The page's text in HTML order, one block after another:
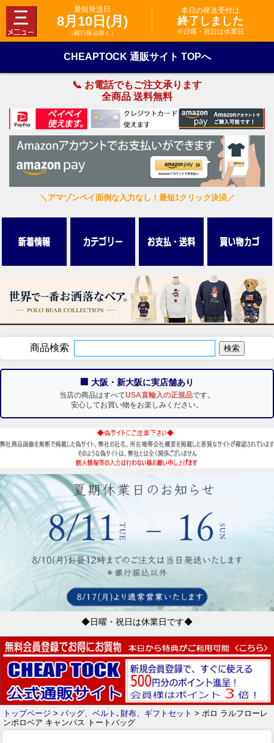
最短発送日
8月10日(月)
（銀行振込除く）
本日の発送受付は
終了しました
※日曜・祝日は休業日
CHEAPTOCK 通販サイト TOPへ
📞 お電話でもご注文承ります
全商品 送料無料
＼アマゾンペイ面倒な入力なし！最短1クリック決済／
商品検索
🏢 大阪・新大阪に実店舗あり
当店の商品はすべてUSA直輸入の正規品です。
安心してお買い物をお楽しみください。
◆日曜・祝日は休業日です◆
トップページ > バッグ、ベルト､財布、ギフトセット > ポロ ラルフローレ
ンポロベア キャンパス トートバッグ